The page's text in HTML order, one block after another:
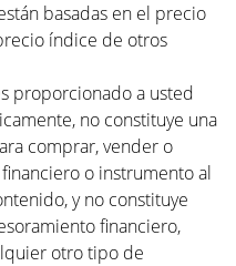
basadas en el precio
índice de otros
proporcionado a usted
no constituye una
comprar, vender o
o instrumento al
y no constituye
financiero,
otro tipo de